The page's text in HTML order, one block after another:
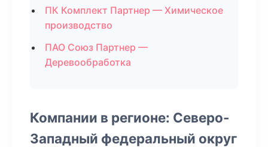
ПК Комплект Партнер — Химическое
производство
ПАО Союз Партнер —
Деревообработка
Компании в регионе: Северо-
Западный федеральный округ